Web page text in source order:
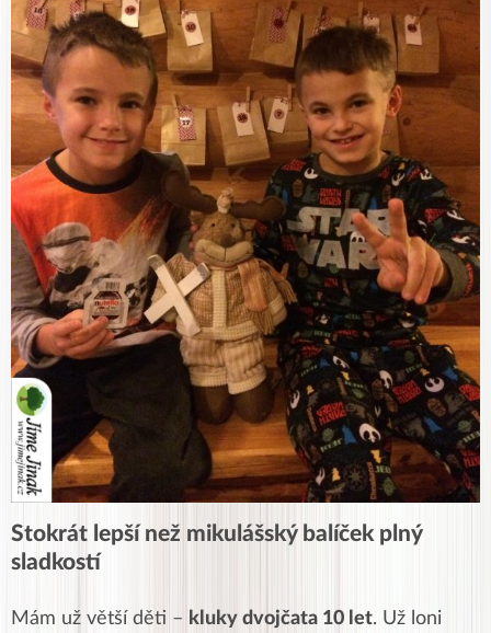
Stokrát lepší než mikulášský balíček plný
sladkostí
Mám už větší děti – kluky dvojčata 10 let. Už loni